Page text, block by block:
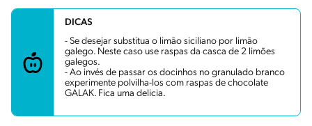
DICAS
- Se desejar substitua o limão siciliano por limão
galego. Neste caso use raspas da casca de 2 limões
galegos.
- Ao invés de passar os docinhos no granulado branco
experimente polvilha-los com raspas de chocolate
GALAK. Fica uma delicia.